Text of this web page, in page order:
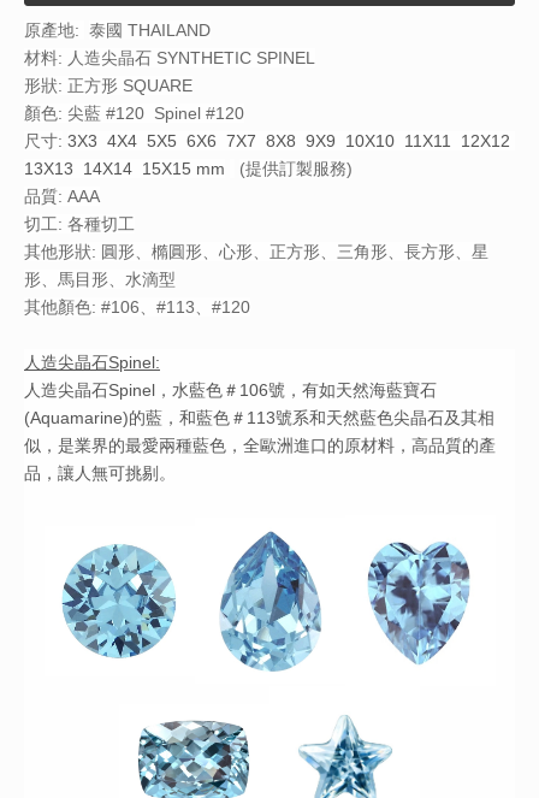
原產地: 泰國 THAILAND
材料: 人造尖晶石 SYNTHETIC SPINEL
形狀: 正方形 SQUARE
顏色: 尖藍 #120 Spinel #120
尺寸: 3X3 4X4 5X5 6X6 7X7 8X8 9X9 10X10 11X11 12X12
13X13 14X14 15X15 mm
(提供訂製服務)
品質: AAA
切工: 各種切工
其他形狀: 圓形、橢圓形、心形、正方形、三角形、長方形、星
形、馬目形、水滴型
其他顏色: #106、#113、#120
人造尖晶石Spinel:
人造尖晶石Spinel，水藍色＃106號，有如天然海藍寶石
(Aquamarine)的藍，和藍色＃113號系和天然藍色尖晶石及其相
似，是業界的最愛兩種藍色，全歐洲進口的原材料，高品質的產
品，讓人無可挑剔。